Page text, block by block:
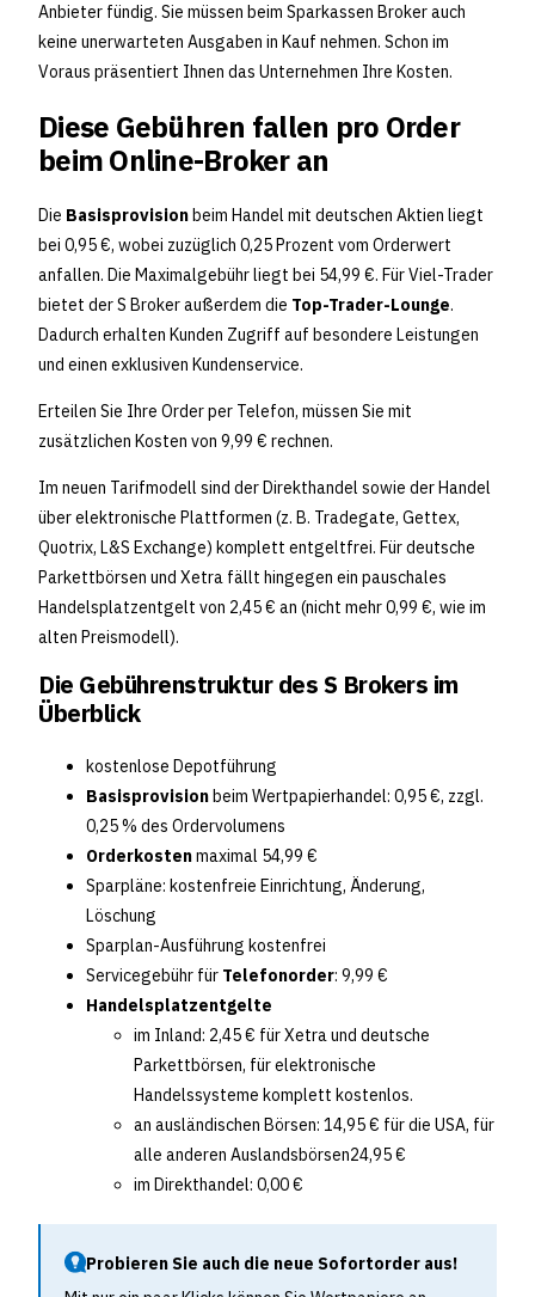
Anbieter fündig. Sie müssen beim Sparkassen Broker auch
keine unerwarteten Ausgaben in Kauf nehmen. Schon im
Voraus präsentiert Ihnen das Unternehmen Ihre Kosten.
Diese Gebühren fallen pro Order
beim Online-Broker an
Die Basisprovisionbeim Handel mit deutschen Aktien liegt
bei 0,95 €, wobei zuzüglich 0,25 Prozent vom Orderwert
anfallen. Die Maximalgebühr liegt bei 54,99 €. Für Viel-Trader
bietet der S Broker außerdem die Top-Trader-Lounge.
Dadurch erhalten Kunden Zugriff auf besondere Leistungen
und einen exklusiven Kundenservice.
Erteilen Sie Ihre Order per Telefon, müssen Sie mit
zusätzlichen Kosten von 9,99 € rechnen.
Im neuen Tarifmodell sind der Direkthandel sowie der Handel
über elektronische Plattformen (z. B. Tradegate, Gettex,
Quotrix, L&S Exchange) komplett entgeltfrei. Für deutsche
Parkettbörsen und Xetra fällt hingegen ein pauschales
Handelsplatzentgelt von 2,45 € an (nicht mehr 0,99 €, wie im
alten Preismodell).
Die Gebührenstruktur des S Brokers im
Überblick
kostenlose Depotführung
Basisprovisionbeim Wertpapierhandel: 0,95 €, zzgl.
0,25 % des Ordervolumens
Orderkostenmaximal 54,99 €
Sparpläne: kostenfreie Einrichtung, Änderung,
Löschung
Sparplan-Ausführung kostenfrei
Servicegebühr für Telefonorder: 9,99 €
Handelsplatzentgelte
im Inland: 2,45 € für Xetra und deutsche
Parkettbörsen, für elektronische
Handelssysteme komplett kostenlos.
an ausländischen Börsen: 14,95 € für die USA, für
alle anderen Auslandsbörsen24,95 €
im Direkthandel: 0,00 €
Probieren Sie auch die neue Sofortorder aus!